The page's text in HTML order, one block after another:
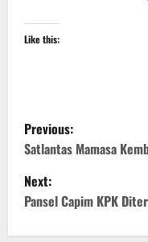
Like this:
P
o
s
Previous:
Satlantas Mamasa
Next:
Pansel Capim KPK